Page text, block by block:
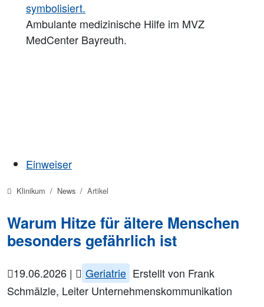
Ambulante medizinische Hilfe im MVZ
MedCenter Bayreuth.
Einweiser
Klinikum News Artikel
Warum Hitze für ältere Menschen
besonders gefährlich ist
19.06.2026 | Geriatrie Erstellt von Frank
Schmälzle, Leiter Unternehmenskommunikation